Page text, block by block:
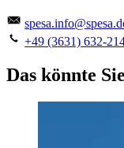
+49 (3631) 632-
Das könnte